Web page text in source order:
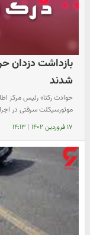
بازداشت دزدان
شدند
حوادث رکنا» رئیس مرکز
موتورسیکلت سرقتی در
۱۷ فروردین ۱۴۰۲ | ۱۴:۱۳